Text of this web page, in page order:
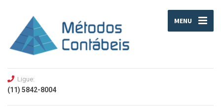
MENU
Ligue:
(11) 5842-8004